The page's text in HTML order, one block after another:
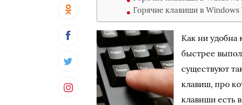
Горячие клавиши в Windows
Как ни удобна
быстрее
существуют
клавиш, про
клавиши есть